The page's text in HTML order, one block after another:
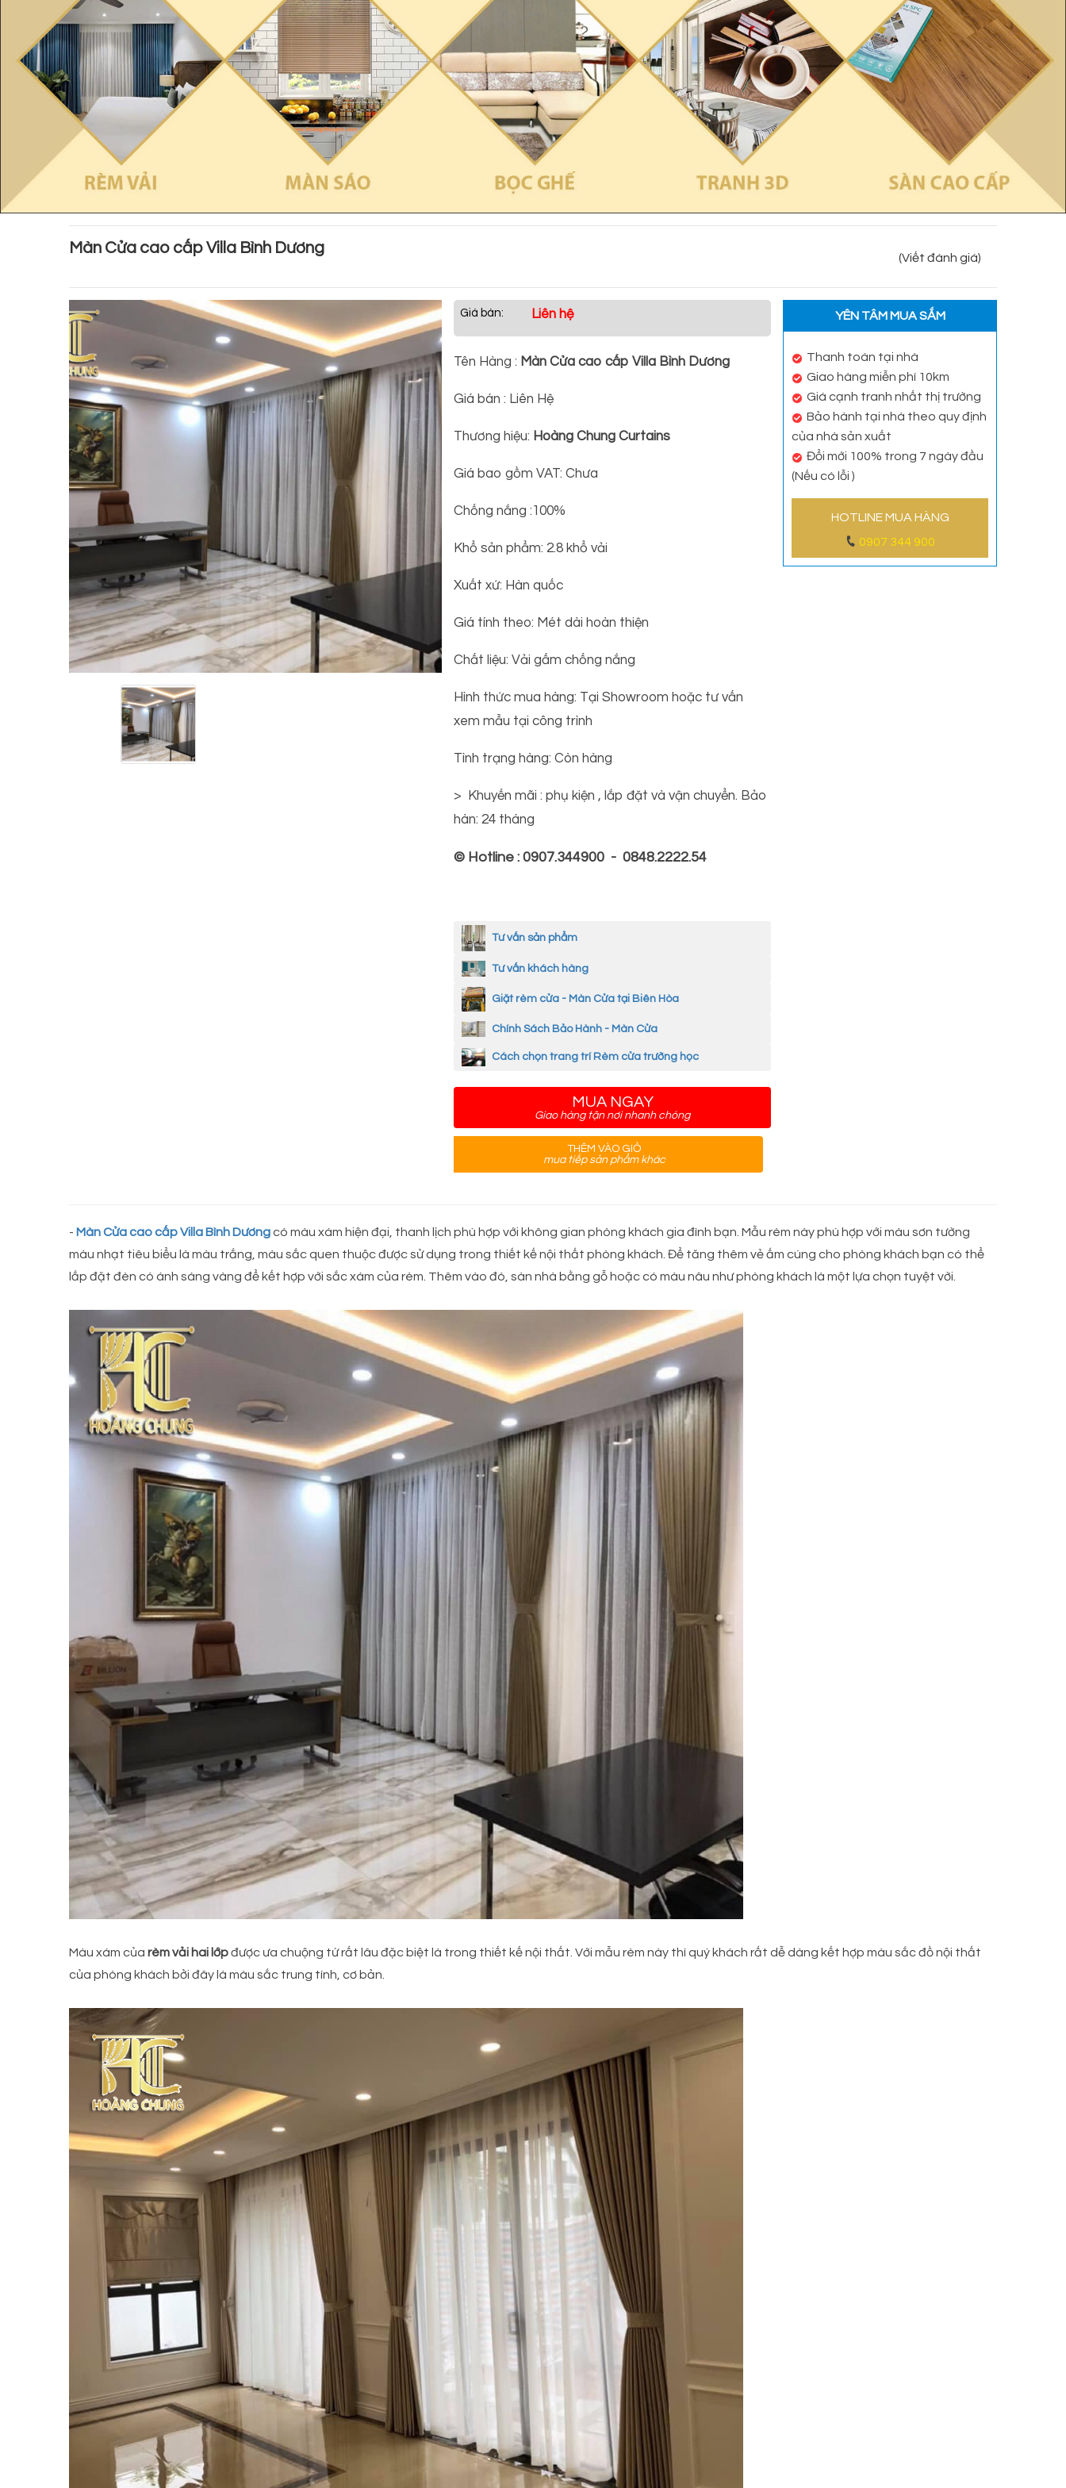
Màn Cửa cao cấp Villa Bình Dương
(Viết đánh giá)
Giá bán: Liên hệ
Tên Hàng : Màn Cửa cao cấp Villa Bình Dương
Giá bán : Liên Hệ
Thương hiệu: Hoàng Chung Curtains
Giá bao gồm VAT: Chưa
Chống nắng :100%
Khổ sản phẩm: 2.8 khổ vải
Xuất xứ: Hàn quốc
Giá tính theo: Mét dài hoàn thiện
Chất liệu: Vải gấm chống nắng
Hình thức mua hàng: Tại Showroom hoặc tư vấn
xem mẫu tại công trình
Tình trạng hàng: Còn hàng
> Khuyến mãi : phụ kiện , lắp đặt và vận chuyển. Bảo
hàn: 24 tháng
© Hotline : 0907.344900 - 0848.2222.54
Tư vấn sản phẩm
Tư vấn khách hàng
Giặt rèm cửa - Màn Cửa tại Biên Hòa
Chính Sách Bảo Hành - Màn Cửa
Cách chọn trang trí Rèm cửa trường học
MUA NGAY
Giao hàng tận nơi nhanh chóng
THÊM VÀO GIỎ
mua tiếp sản phẩm khác
YÊN TÂM MUA SẮM
Thanh toán tại nhà
Giao hàng miễn phí 10km
Giá cạnh tranh nhất thị trường
Bảo hành tại nhà theo quy định
của nhà sản xuất
Đổi mới 100% trong 7 ngày đầu
(Nếu có lỗi )
HOTLINE MUA HÀNG
0907 344 900
- Màn Cửa cao cấp Villa Bình Dươngcó màu xám hiện đại, thanh lịch phù hợp với không gian phòng khách gia đình bạn. Mẫu rèm này phù hợp với màu sơn tường
màu nhạt tiêu biểu là màu trắng, màu sắc quen thuộc được sử dụng trong thiết kế nội thất phòng khách. Để tăng thêm vẻ ấm cúng cho phòng khách bạn có thể
lắp đặt đèn có ánh sáng vàng để kết hợp với sắc xám của rèm. Thêm vào đó, sàn nhà bằng gỗ hoặc có màu nâu như phòng khách là một lựa chọn tuyệt vời.
Màu xám của rèm vải hai lớpđược ưa chuộng từ rất lâu đặc biệt là trong thiết kế nội thất. Với mẫu rèm này thì quý khách rất dễ dàng kết hợp màu sắc đồ nội thất
của phòng khách bởi đây là màu sắc trung tính, cơ bản.